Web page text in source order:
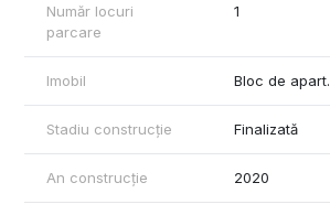
Număr locuri
parcare
1
Imobil Bloc de apart.
Stadiu construcție Finalizată
An construcție 2020